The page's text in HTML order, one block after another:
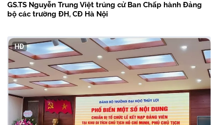
GS.TS Nguyễn Trung Việt trúng cử Ban Chấp hành Đảng
bộ các trường ĐH, CĐ Hà Nội